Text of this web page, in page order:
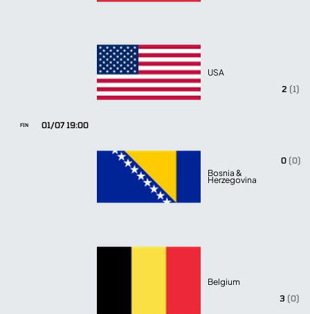
01/07 19:00
FIN
USA
Bosnia &
Herzegovina
2 (1)
0 (0)
Belgium
3 (0)